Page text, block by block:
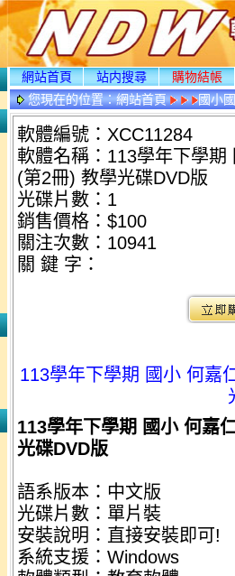
網站首頁 站内搜尋
購物結帳
您現在的位置：網站首頁 國小
軟體編號：XCC11284
軟體名稱：113學年下學
(第2冊) 教學光碟DVD版
光碟片數：1
銷售價格：$100
關注次數： 10941
關 鍵 字：
113學年下學期 國小 何嘉
113學年下學期 國小 何嘉
光碟DVD版
語系版本：中文版
光碟片數：單片裝
安裝說明：直接安裝即可!
系統支援：Windows